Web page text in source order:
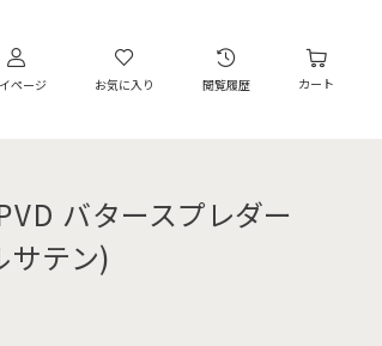
ページ お気に入り 閲覧履歴 カート
バタースプレダー
サテン)